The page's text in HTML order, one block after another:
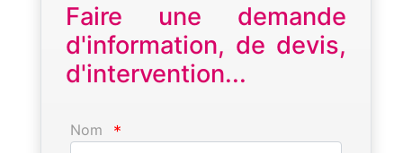
Faire une demande
d'information, de devis,
d'intervention...
Nom *